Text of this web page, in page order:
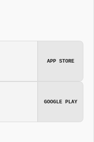
APP STORE
GOOGLE PLAY